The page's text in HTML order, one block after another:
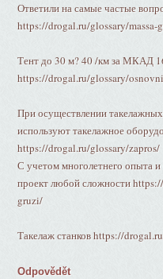
Ответили на самые частые
https://drogal.ru/glossary/massa-
Тент до 30 м? 40 /км за МКАД
https://drogal.ru/glossary/
При осуществлении
используют такелажное
https://drogal.ru/glossary/zapros/
С учетом многолетнего опыта и
проект любой сложности
gruzi/
Такелаж станков https://
Odpovědět